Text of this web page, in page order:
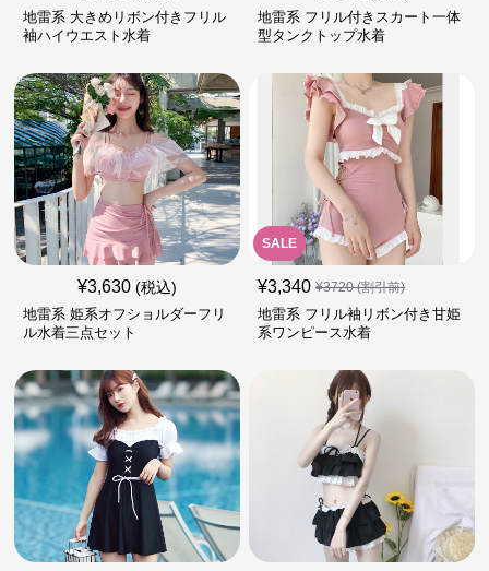
地雷系 大きめリボン付きフリル
袖ハイウエスト水着
地雷系 フリル付きスカート一体
型タンクトップ水着
¥3,630 (税込)
地雷系 姫系オフショルダーフリ
ル水着三点セット
SALE
¥3,340 ¥3720(割引前)
地雷系 フリル袖リボン付き甘姫
系ワンピース水着